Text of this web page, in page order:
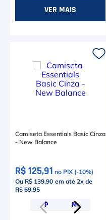
VER MAIS
Camiseta Essentials Basic Cinza
- New Balance
R$ 125,91 no PIX (-10%)
Ou R$ 139,90 em até 2x de
R$ 69,95
P M